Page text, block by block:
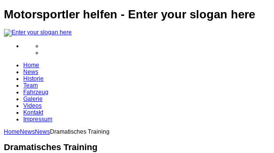
Motorsportler helfen - Enter your slogan here
Home
News
Historie
Team
Fahrzeug
Galerie
Videos
Kontakt
Impressum
Home NewsNewsDramatisches Training
Dramatisches Training